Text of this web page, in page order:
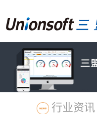
行业资讯